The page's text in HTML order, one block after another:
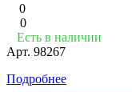
0
0
Есть в наличии
Арт. 98267
Подробнее